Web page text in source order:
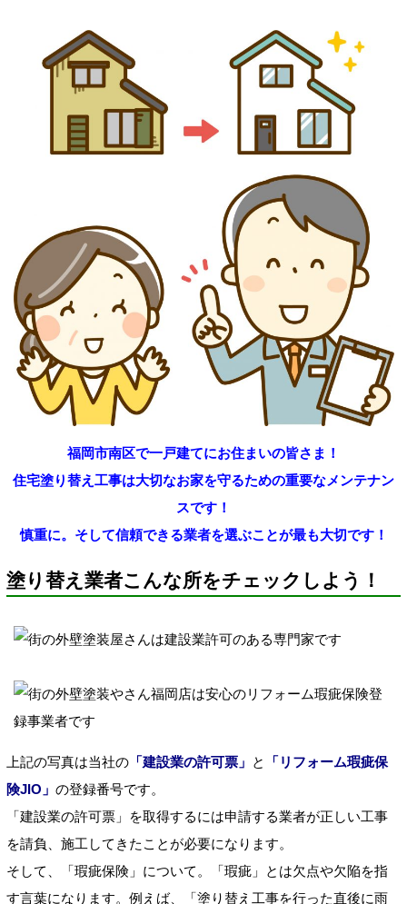
福岡市南区で一戸建てにお住まいの皆さま！
住宅塗り替え工事は大切なお家を守るための重要なメンテナン
スです！
慎重に。そして信頼できる業者を選ぶことが最も大切です！
塗り替え業者こんな所をチェックしよう！
上記の写真は当社の 「建設業の許可票」 と
「リフォーム瑕疵保
険JIO」 の登録番号です。
「建設業の許可票」を取得するには申請する業者が正しい工事
を請負、施工してきたことが必要になります。
そして、「瑕疵保険」について。「瑕疵」とは欠点や欠陥を指
す言葉になります。例えば、「塗り替え工事を行った直後に雨